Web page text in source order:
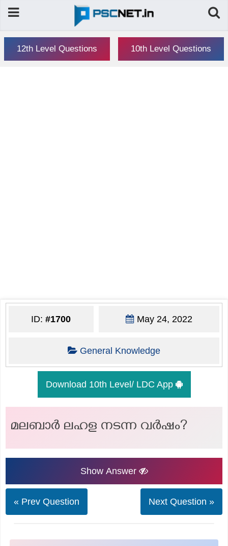
12th Level Questions 10th Level Questions
ID:#1700 May 24, 2022
General Knowledge
Download 10th Level/ LDC App
മലബാർ ലഹള നടന്ന വർഷം?
Show Answer
« Prev Question Next Question »